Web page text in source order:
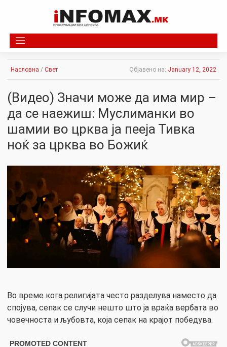
Насловна / Свет Објавено на: January 12, 2022
(Видео) Значи може да има мир –
да се наежиш: Муслиманки во
шамии во црква ја пееја Тивка
ноќ за црква во Божиќ
Во време кога религијата често разделува наместо да
спојува, сепак се случи нешто што ја враќа вербата во
човечноста и љубовта, која сепак на крајот победува.